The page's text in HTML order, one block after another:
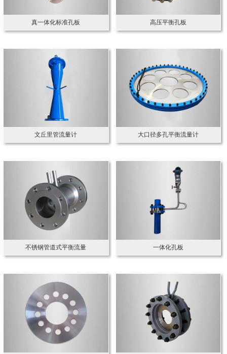
真一体化标准孔板 高压平衡孔板
文丘里管流量计 大口径多孔平衡流量计
不锈钢管道式平衡流量 一体化孔板